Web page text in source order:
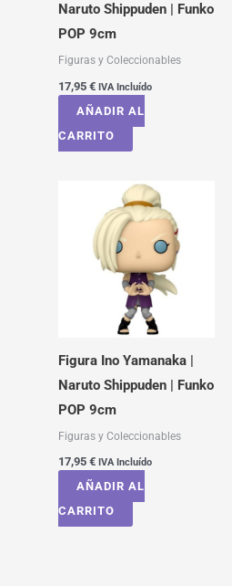
Naruto Shippuden | Funko
POP 9cm
Figuras y Coleccionables
17,95 € IVA Incluído
AÑADIR AL
CARRITO
Figura Ino Yamanaka |
Naruto Shippuden | Funko
POP 9cm
Figuras y Coleccionables
17,95 € IVA Incluído
AÑADIR AL
CARRITO